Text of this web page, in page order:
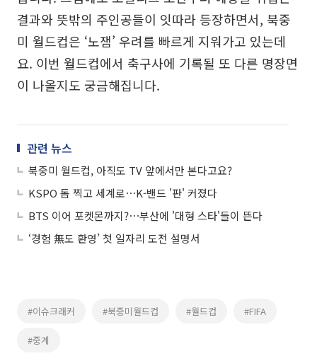
결과와 뜻밖의 주인공들이 잇따라 등장하면서, 북중
미 월드컵은 ‘노잼’ 우려를 빠르게 지워가고 있는데
요. 이번 월드컵에서 축구사에 기록될 또 다른 명장면
이 나올지도 궁금해집니다.
관련 뉴스
북중미 월드컵, 아직도 TV 앞에서만 본다고요?
KSPO 돔 찍고 세계로⋯K-밴드 '판' 커졌다
BTS 이어 포켓몬까지?⋯부산에 '대형 스타'들이 뜬다
‘경험 無도 환영’ 첫 일자리 도전 설명서
#이슈크래커 #북중미월드컵 #월드컵 #FIFA
#중계